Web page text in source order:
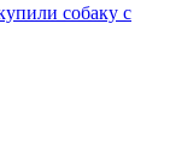
собаку с